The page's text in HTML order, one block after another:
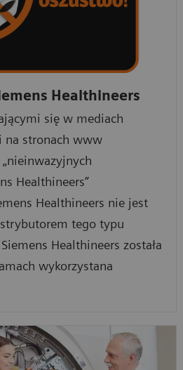
Healthineers
się w mediach
na stronach www
Healthineers”
Healthineers nie jest
tego typu
Healthineers została
wykorzystana